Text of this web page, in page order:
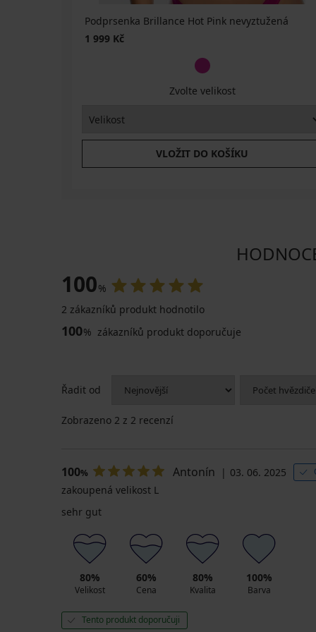
Podprsenka Brillance Hot Pink nevyztužená
1 999 Kč
Zvolte velikost
VLOŽIT DO KOŠÍKU
100%
2 zákazníků produkt hodnotilo
100% zákazníků produkt doporučuje
Řadit od
Zobrazeno 2 z 2 recenzí
100% Antonín 03. 06. 2025
zakoupená velikost L
sehr gut
80%
Velikost
60%
Cena
80%
Kvalita
100%
Barva
Tento produkt doporučuji